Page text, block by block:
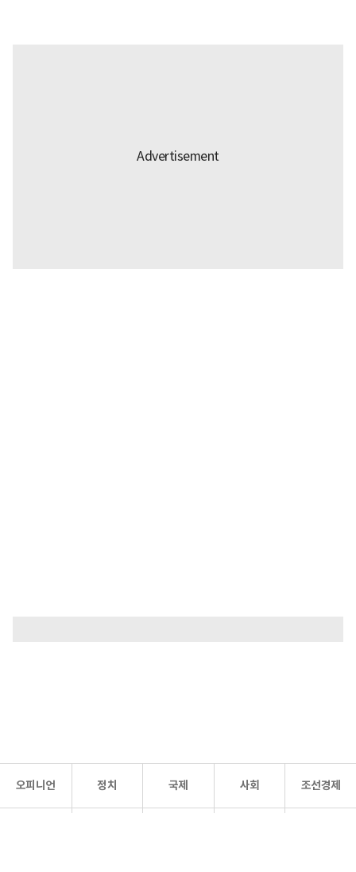
오피니언 정치 국제 사회 조선경제